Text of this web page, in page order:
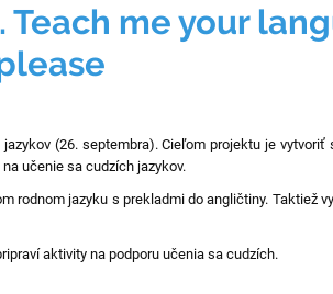
me your
(26. septembra). Cieľom projektu je vytvoriť
učenie sa cudzích jazykov.
jazyku s prekladmi do angličtiny. Taktiež
aktivity na podporu učenia sa cudzích.